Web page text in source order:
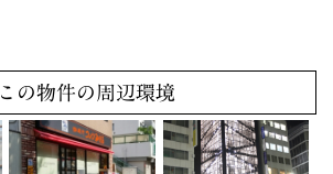
この物件の周辺環境